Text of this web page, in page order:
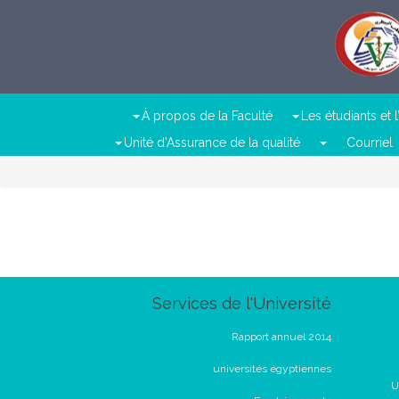
À propos de la Faculté Les étudiants et
Unité d'Assurance de la qualité
Courriel
Services de l'Université
Rapport annuel 2014
universités égyptiennes